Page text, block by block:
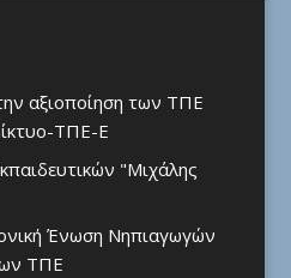
αξιοποίηση των ΤΠΕ
ΤΠΕ-Ε
"Μιχάλης
Ένωση Νηπιαγωγών
ΤΠΕ